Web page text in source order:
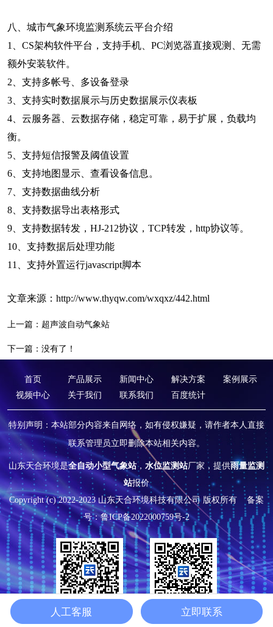
八、城市气象环境监测系统云平台介绍
1、CS架构软件平台，支持手机、PC浏览器直接观测、无需
额外安装软件。
2、支持多帐号、多设备登录
3、支持实时数据展示与历史数据展示仪表板
4、云服务器、云数据存储，稳定可靠，易于扩展，负载均
衡。
5、支持短信报警及阈值设置
6、支持地图显示、查看设备信息。
7、支持数据曲线分析
8、支持数据导出表格形式
9、支持数据转发，HJ-212协议，TCP转发，http协议等。
10、支持数据后处理功能
11、支持外置运行javascript脚本
文章来源： http://www.thyqw.com/wxqxz/442.html
上一篇： 超声波自动气象站
下一篇：没有了！
首页 产品展示 新闻中心 解决方案
案例展示
视频中心
关于我们 联系我们 百度统计
特别声明：本站部分内容来自网络，如有侵权嫌疑，请作者本人直接
联系管理员立即删除本站相关内容。
山东天合环境是全自动小型气象站， 水位监测站厂家，提供雨量监测
站报价
Copyright (c) 2022-2023 山东天合环境科技有限公司 版权所有备案
号：鲁ICP备2022000759号-2
在线咨询 微信公众号
人工客服 立即联系